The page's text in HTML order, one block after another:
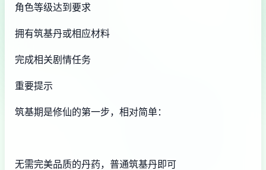
角色等级达到要求
拥有筑基丹或相应材料
完成相关剧情任务
重要提示
筑基期是修仙的第一步，相对简单：
无需完美品质的丹药，普通筑基丹即可